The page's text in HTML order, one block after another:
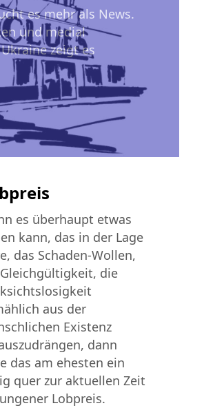
es mehr als News.
und medial
zeigt es
es überhaupt etwas
kann, das in der Lage
das Schaden-Wollen,
die
aus der
Existenz
dann
das am ehesten ein
quer zur aktuellen Zeit
Lobpreis.